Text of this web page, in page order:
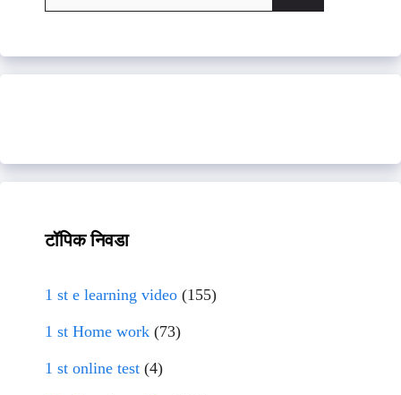
for:
टॉपिक निवडा
1 st e learning video (155)
1 st Home work (73)
1 st online test (4)